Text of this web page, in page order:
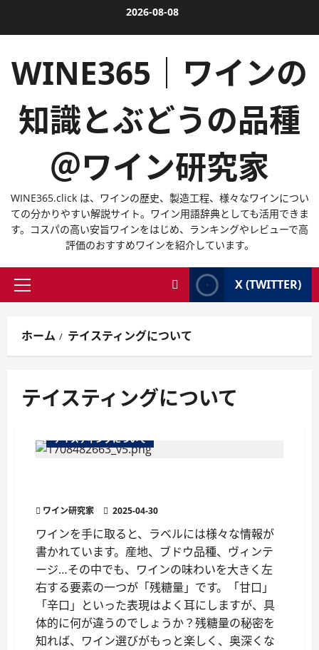
2026-08-08
WINE365｜ワインの
知識とぶどうの品種
＠ワイン研究家
WINE365.click は、ワインの歴史、製造工程、様々なワインについ
ての分かりやすい解説サイト。ワイン用語辞典としても活用できま
す。コスパの高い安旨ワインをはじめ、ランキングやレビューで高
評価のおすすめワインを紹介しています。
メ
メ
ニ
ー
X (TWITTER)
ホーム テイスティングについて
テイスティングについて
テイスティングについて
ワイン研究家 2025-04-30
ワインを手に取ると、ラベルには様々な情報が
書かれています。産地、ブドウ品種、ヴィンテ
ージ…その中でも、ワインの味わいを大きく左
右する要素の一つが「残糖量」です。「甘口」
「辛口」といった表現はよく耳にしますが、具
体的に何が違うのでしょうか？残糖量の秘密を
知れば、ワイン選びがもっと楽しく、奥深くな